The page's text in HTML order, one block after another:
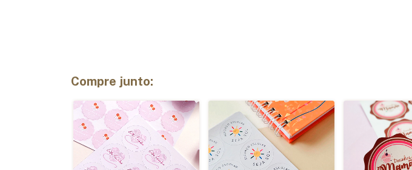
Compre junto: